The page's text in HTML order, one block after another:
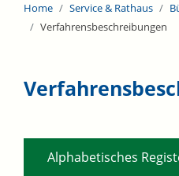
Home Service & Rathaus
Verfahrensbeschreibungen
Alphabetisches